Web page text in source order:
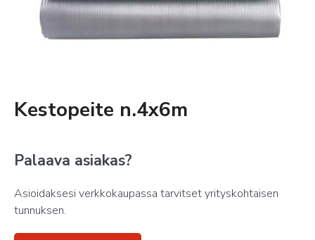
Kestopeite n.4x6m
Palaava asiakas?
Asioidaksesi verkkokaupassa tarvitset yrityskohtaisen
tunnuksen.